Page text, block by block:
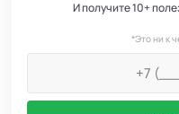
И получите 10+
*Это ни к